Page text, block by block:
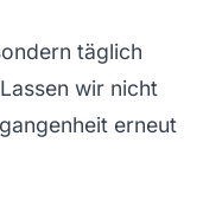
täglich
wir nicht
erneut